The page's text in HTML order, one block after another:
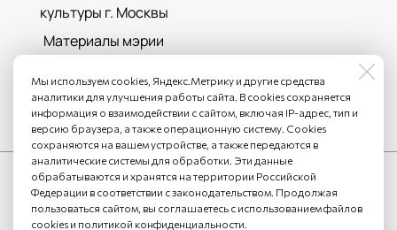
культуры г. Москвы
Материалы мэрии
Политика
конфиденциальности
Мы используем cookies, Яндекс.Метрику и другие средства
аналитики для улучшения работы сайта. В cookies сохраняется
информация о взаимодействии с сайтом, включая IP-адрес, тип и
версию браузера, а также операционную систему. Cookies
сохраняются на вашем устройстве, а также передаются в
аналитические системы для обработки. Эти данные
обрабатываются и хранятся на территории Российской
Федерации в соответствии с законодательством. Продолжая
пользоваться сайтом, вы соглашаетесь с использованием файлов
cookies и политикой конфиденциальности